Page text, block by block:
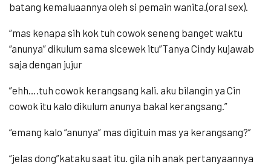
batang kemaluaannya oleh si pemain wanita.(oral sex).
“mas kenapa sih kok tuh cowok seneng banget waktu
“anunya” dikulum sama sicewek itu”Tanya Cindy kujawab
saja dengan jujur
”ehh….tuh cowok kerangsang kali. aku bilangin ya Cin
cowok itu kalo dikulum anunya bakal kerangsang.”
“emang kalo “anunya” mas digituin mas ya kerangsang?’’
“jelas dong”kataku saat itu. gila nih anak pertanyaannya